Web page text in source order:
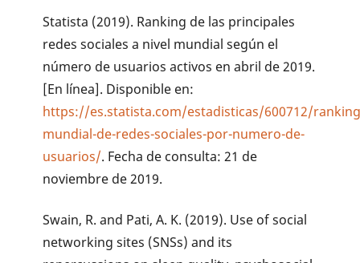
Statista (2019). Ranking de las principales
redes sociales a nivel mundial según el
número de usuarios activos en abril de 2019.
[En línea]. Disponible en:
https://es.statista.com/estadisticas/600712/
mundial-de-redes-sociales-por-numero-de-
usuarios/. Fecha de consulta: 21 de
noviembre de 2019.
Swain, R. and Pati, A. K. (2019). Use of social
networking sites (SNSs) and its